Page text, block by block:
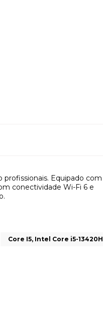
Equipado com
conectividade Wi-Fi 6 e
Core I5, Intel Core i5-13420H